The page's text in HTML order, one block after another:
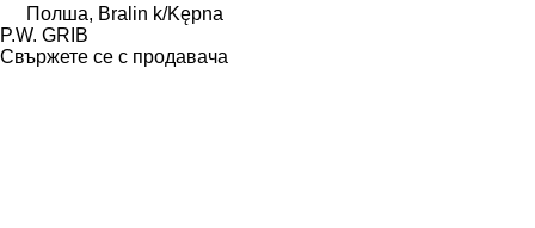
Полша, Bralin k/Kępna
P.W. GRIB
Свържете се с продавача